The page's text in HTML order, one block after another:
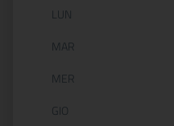
Orario di
LUN
MAR
MER
GIO